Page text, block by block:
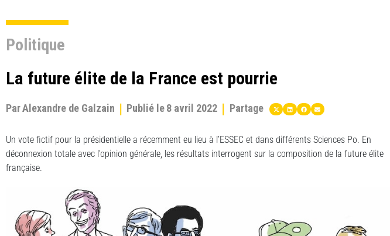
Politique
La future élite de la France est pourrie
ParAlexandre de Galzain Publié le8 avril 2022 Partage
Un vote fictif pour la présidentielle a récemment eu lieu à l’ESSEC et dans différents Sciences Po. En
déconnexion totale avec l’opinion générale, les résultats interrogent sur la composition de la future élite
française.